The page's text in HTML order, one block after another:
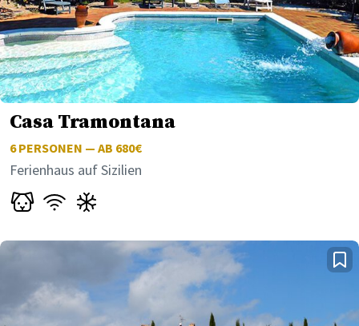
Casa Tramontana
6PERSONEN — AB 680€
Ferienhaus auf Sizilien